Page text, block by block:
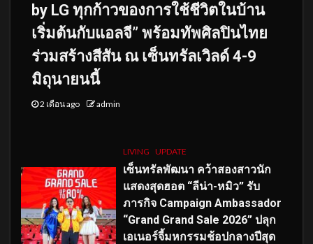
by LG ทุกก้าวของการใช้ชีวิตในบ้าน
เริ่มต้นกับแอลจี” พร้อมทัพศิลปินไทย
ร่วมสร้างสีสัน ณ เซ็นทรัลเวิลด์ 4-9
มิถุนายนนี้
2 เดือน ago admin
LIVING UPDATE
เซ็นทรัลพัฒนา คว้าสองสาวนัก
แสดงสุดฮอต “ลีน่า-หมิว” รับ
ภารกิจ Campaign Ambassador
“Grand Grand Sale 2026” ปลุก
เอเนอร์จี้มหกรรมช้อปกลางปีสุด